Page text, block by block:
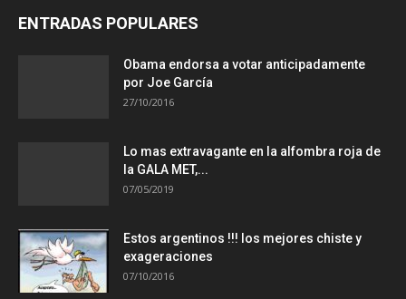
ENTRADAS POPULARES
Obama endorsa a votar anticipadamente
por Joe García
27/10/2016
Lo mas extravagante en la alfombra roja de
la GALA MET,...
07/05/2019
Estos argentinos !!! los mejores chiste y
exageraciones
07/10/2016